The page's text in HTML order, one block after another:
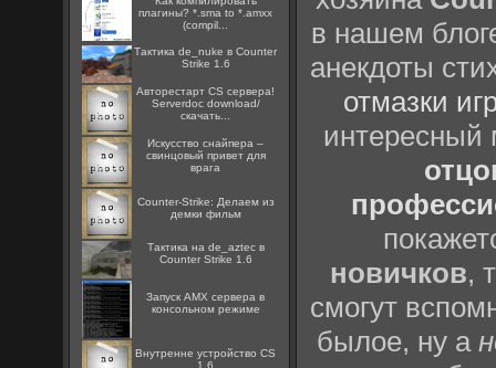
плагины? *.sma to *.amxx
(compil...
Тактика de_nuke в Counter
Strike 1.6
Авторестарт CS сервера!
Serverdoc download/
скачать...
Искусство снайпера –
свинцовый привет для
врага
Counter-Strike: Делаем из
демки фильм
Тактика на de_aztec в
Counter Strike 1.6
Запуск AMX сервера в
консольном режиме
Внутренне устройство CS
1.6
в нашем
анекдоты
отмазки
интересный
новичков,
смогут
былое, ну а